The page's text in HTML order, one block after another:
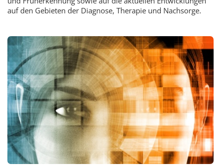
auf den Gebieten der Diagnose, Therapie und Nachsorge.